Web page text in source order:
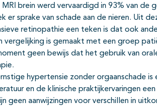
brein werd vervaardigd in 93% van de
er sprake van schade aan de nieren. Uit
retinopathie een teken is dat ook
vergelijking is gemaakt met een groep
geen bewijs dat het gebruik van
hypertensie zonder orgaanschade is
en de klinische praktijkervaringen
geen aanwijzingen voor verschillen in